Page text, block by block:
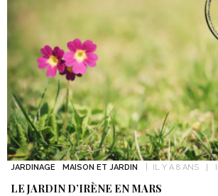
JARDINAGE MAISON ET JARDIN IL Y A 8 ANS
LE JARDIN D’IRÈNE EN MARS